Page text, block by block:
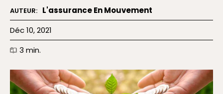
AUTEUR: L'assurance En Mouvement
Déc 10, 2021
3 min.